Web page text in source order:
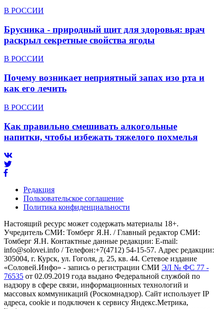
В РОССИИ
Брусника - природный щит для здоровья: врач
раскрыл секретные свойства ягоды
В РОССИИ
Почему возникает неприятный запах изо рта и
как его лечить
В РОССИИ
Как правильно смешивать алкогольные
напитки, чтобы избежать тяжелого похмелья
Редакция
Пользовательское соглашение
Политика конфиденциальности
Настоящий ресурс может содержать материалы 18+.
Учредитель СМИ: Томберг Я.Н. / Главный редактор СМИ:
Томберг Я.Н. Контактные данные редакции: E-mail:
info@solovei.info / Телефон:+7(4712) 54-15-57. Адрес редакции:
305004, г. Курск, ул. Гоголя, д. 25, кв. 44. Сетевое издание
«Соловей.Инфо» - запись о регистрации СМИ ЭЛ № ФС 77 -
76535 от 02.09.2019 года выдано Федеральной службой по
надзору в сфере связи, информационных технологий и
массовых коммуникаций (Роскомнадзор). Сайт использует IP
адреса, cookie и подключен к сервису Яндекс.Метрика,